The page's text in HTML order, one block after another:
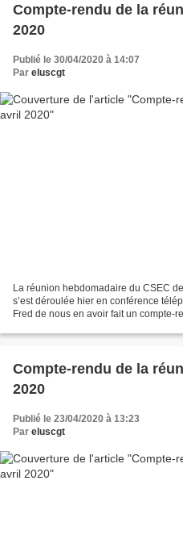
Compte-rendu de la
2020
Publié le 30/04/2020 à 14:07
Par eluscgt
La réunion hebdomadaire du CSEC
s’est déroulée hier en conférence
Fred de nous en avoir fait un compte-
Compte-rendu de la
2020
Publié le 23/04/2020 à 13:23
Par eluscgt